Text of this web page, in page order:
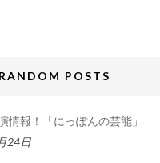
RANDOM POSTS
情報！「にっぽんの芸能」
24日